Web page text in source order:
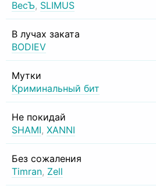
ВесЪ, SLIMUS
В лучах заката
BODIEV
Мутки
Криминальный бит
Не покидай
SHAMI, XANNI
Без сожаления
Timran, Zell